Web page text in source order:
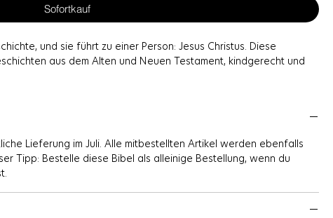
Sofortkauf
und sie führt zu einer Person: Jesus Christus. Diese
aus dem Alten und Neuen Testament, kindgerecht und
ein, über Gott, über sich selbst und über das, was Jesus für
Lieferung im Juli. Alle mitbestellten Artikel werden ebenfalls
Tipp: Bestelle diese Bibel als alleinige Bestellung, wenn du